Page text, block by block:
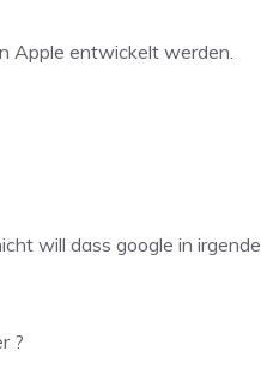
Apple entwickelt werden.
will dass google in
?